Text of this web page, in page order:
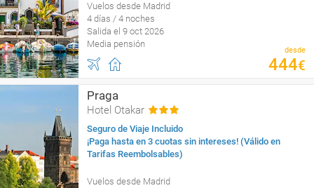
Vuelos desde Madrid
4 días / 4 noches
Salida el 9 oct 2026
Media pensión
desde
444€
Praga
Hotel Otakar
Seguro de Viaje Incluido
¡Paga hasta en 3 cuotas sin intereses! (Válido en
Tarifas Reembolsables)
Vuelos desde Madrid